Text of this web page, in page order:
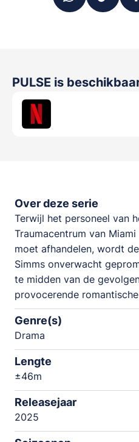
PULSE is
Over deze serie
Terwijl het personeel van
Traumacentrum van
moet afhandelen, wordt
Simms onverwacht
te midden van de
provocerende
Genre(s)
Drama
Lengte
±46m
Releasejaar
2025